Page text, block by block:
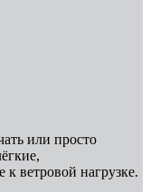
или просто
к ветровой нагрузке.